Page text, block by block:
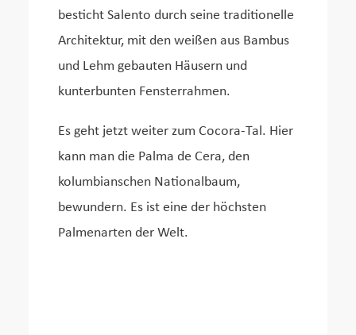
besticht Salento durch seine traditionelle
Architektur, mit den weißen aus Bambus
und Lehm gebauten Häusern und
kunterbunten Fensterrahmen.
Es geht jetzt weiter zum Cocora-Tal. Hier
kann man die Palma de Cera, den
kolumbianschen Nationalbaum,
bewundern. Es ist eine der höchsten
Palmenarten der Welt.